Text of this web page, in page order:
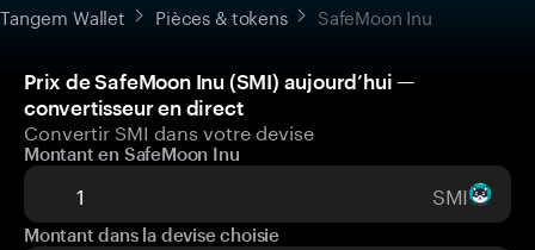
Tangem Wallet Pièces & tokens SafeMoon Inu
Prix de SafeMoon Inu (SMI) aujourd’hui —
convertisseur en direct
Convertir SMI dans votre devise
Montant en SafeMoon Inu
SMI
Montant dans la devise choisie